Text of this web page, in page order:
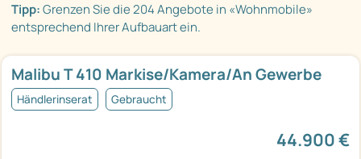
Tipp:Grenzen Sie die 204 Angebote in «Wohnmobile»
entsprechend Ihrer Aufbauart ein.
Malibu T 410 Markise/Kamera/An Gewerbe
Händlerinserat Gebraucht
44.900 €